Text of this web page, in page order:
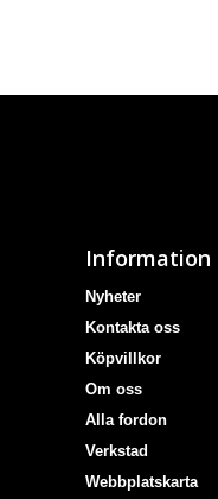
Information
Nyheter
Kontakta oss
Köpvillkor
Om oss
Alla fordon
Verkstad
Webbplatskarta